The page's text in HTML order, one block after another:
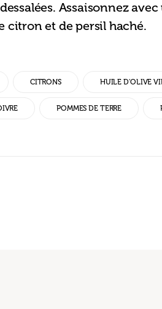
Assaisonnez
citron et de persil haché.
CITRONS HUILE D'OLIVE
POMMES DE TERRE